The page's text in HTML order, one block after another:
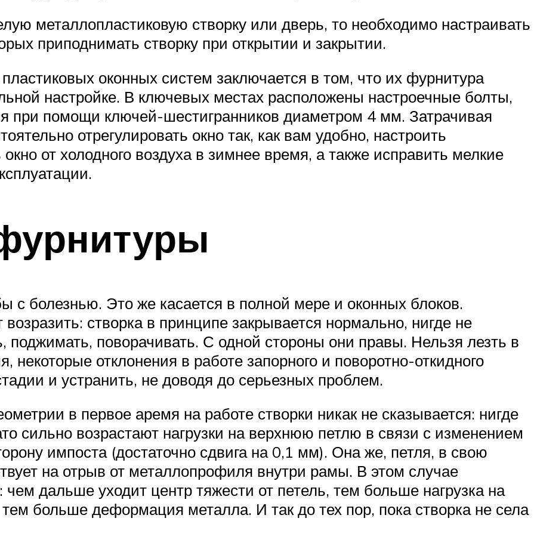
металлопластиковую створку или дверь, то необходимо настраивать
приподнимать створку при открытии и закрытии.
оконных систем заключается в том, что их фурнитура
настройке. В ключевых местах расположены настроечные болты,
при помощи ключей-шестигранников диаметром 4 мм. Затрачивая
отрегулировать окно так, как вам удобно, настроить
от холодного воздуха в зимнее время, а также исправить мелкие
с болезнью. Это же касается в полной мере и оконных блоков.
створка в принципе закрывается нормально, нигде не
поджимать, поворачивать. С одной стороны они правы. Нельзя лезть в
отклонения в работе запорного и поворотно-откидного
и устранить, не доводя до серьезных проблем.
в первое аремя на работе створки никак не сказывается: нигде
сильно возрастают нагрузки на верхнюю петлю в связи с изменением
импоста (достаточно сдвига на 0,1 мм). Она же, петля, в свою
на отрыв от металлопрофиля внутри рамы. В этом случае
дальше уходит центр тяжести от петель, тем больше нагрузка на
больше деформация металла. И так до тех пор, пока створка не села